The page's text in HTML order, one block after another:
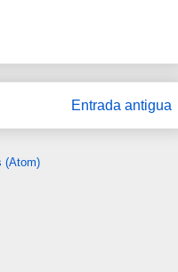
Entrada antigua
(Atom)